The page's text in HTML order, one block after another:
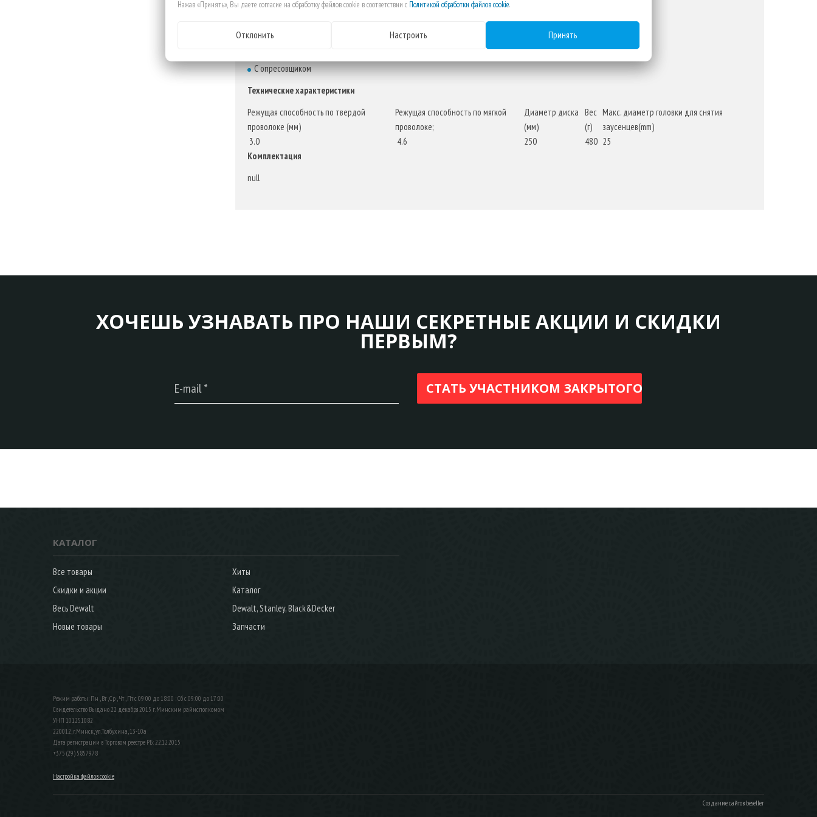
Дополнительная закалка до твердости 64 HRC
Изготовлены из хромованидиевой стали для лучшей износостойкости и отличной защиты от ржавчины
С опресовщиком
Технические характеристики
Режущая способность по твердой
проволоке (мм)
Режущая способность по мягкой
проволоке;
Диаметр диска
(мм)
Вес
(г)
Макс. диаметр головки для снятия
заусенцев(mm)
3.0
4.6 250 480 25
Комплектация
null
ХОЧЕШЬ УЗНАВАТЬ ПРО НАШИ СЕКРЕТНЫЕ АКЦИИ И СКИДКИ
ПЕРВЫМ?
КАТАЛОГ
Все товары
Хиты
Скидки и акции
Каталог
Весь Dewalt
Dewalt, Stanley, Black&Decker
Новые товары
Запчасти
Режим работы: Пн , Вт , Ср , Чт , Пт c 09:00 до 18:00 ; Сб c 09:00 до 17:00
Свидетельство Выдано 22 декабря 2015 г. Минским райисполкомом
УНП 101251082
220012, г.Минск, ул.Толбухина, 13-10а
Дата регистрации в Торговом реестре РБ: 22.12.2015
+375 (29) 5857978
Настройка файлов cookie
Создание сайтов beseller
Нажав «Принять», Вы даете согласие на обработку файлов cookie в соответствии с Политикой обработки файлов cookie.
Отклонить Настроить Принять